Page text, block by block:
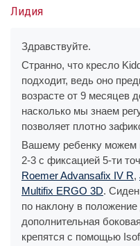
Лидия
Здравствуйте.
Странно, что кресло
подходит, ведь оно
возрасте от 9 месяцев
насколько мы знаем
позволяет плотно
Вашему ребенку можем
2-3 с фиксацией 5-ти
Roemer Advansafix IV R,
Multifix ERGO 3D.
по наклону в
дополнительная
крепятся с помощью